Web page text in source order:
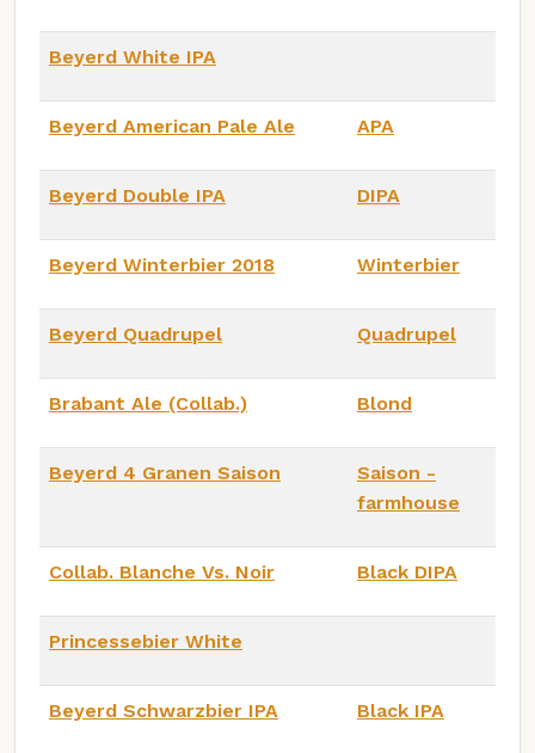
Beyerd White IPA
Beyerd American Pale Ale APA
Beyerd Double IPA DIPA
Beyerd Winterbier 2018 Winterbier
Beyerd Quadrupel Quadrupel
Brabant Ale (Collab.) Blond
Beyerd 4 Granen Saison
Saison -
farmhouse
Collab. Blanche Vs. Noir Black DIPA
Princessebier White
Beyerd Schwarzbier IPA Black IPA